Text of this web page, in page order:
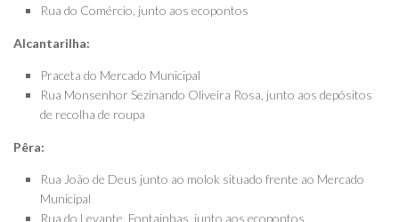
Rua do Comércio, junto aos ecopontos
Alcantarilha:
Praceta do Mercado Municipal
Rua Monsenhor Sezinando Oliveira Rosa, junto aos depósitos
de recolha de roupa
Pêra:
Rua João de Deus junto ao molok situado frente ao Mercado
Municipal
Rua do Levante, Fontainhas, junto aos ecopontos